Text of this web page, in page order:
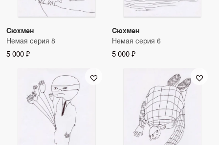
Сюхмен
Немая серия 8
5 000 ₽
Сюхмен
Немая серия 6
5 000 ₽